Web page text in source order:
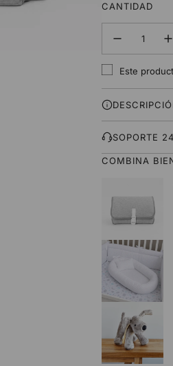
CANTIDAD
Este
SOPORTE
COMBINA